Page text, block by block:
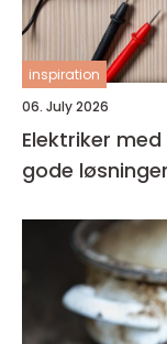
inspiration
06. July 2026
Elektriker
gode løsninger